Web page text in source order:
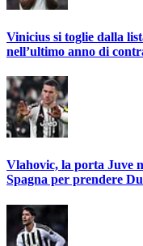
Vinicius si toglie dalla
nell’ultimo anno di
Vlahovic, la porta Juve
Spagna per prendere